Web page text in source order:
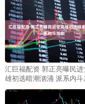
汇巨福配资 郭正亮曝民进
雄初选暗潮汹涌 派系内斗